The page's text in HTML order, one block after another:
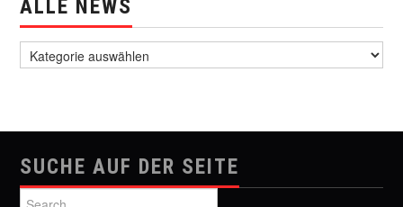
ALLE NEWS
SUCHE AUF DER SEITE
Search for: